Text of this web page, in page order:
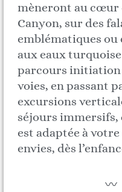
mèneront au cœur
Canyon, sur des
emblématiques ou
aux eaux
parcours initiation
voies, en passant
excursions
séjours immersifs,
est adaptée à
envies, dès
〰️